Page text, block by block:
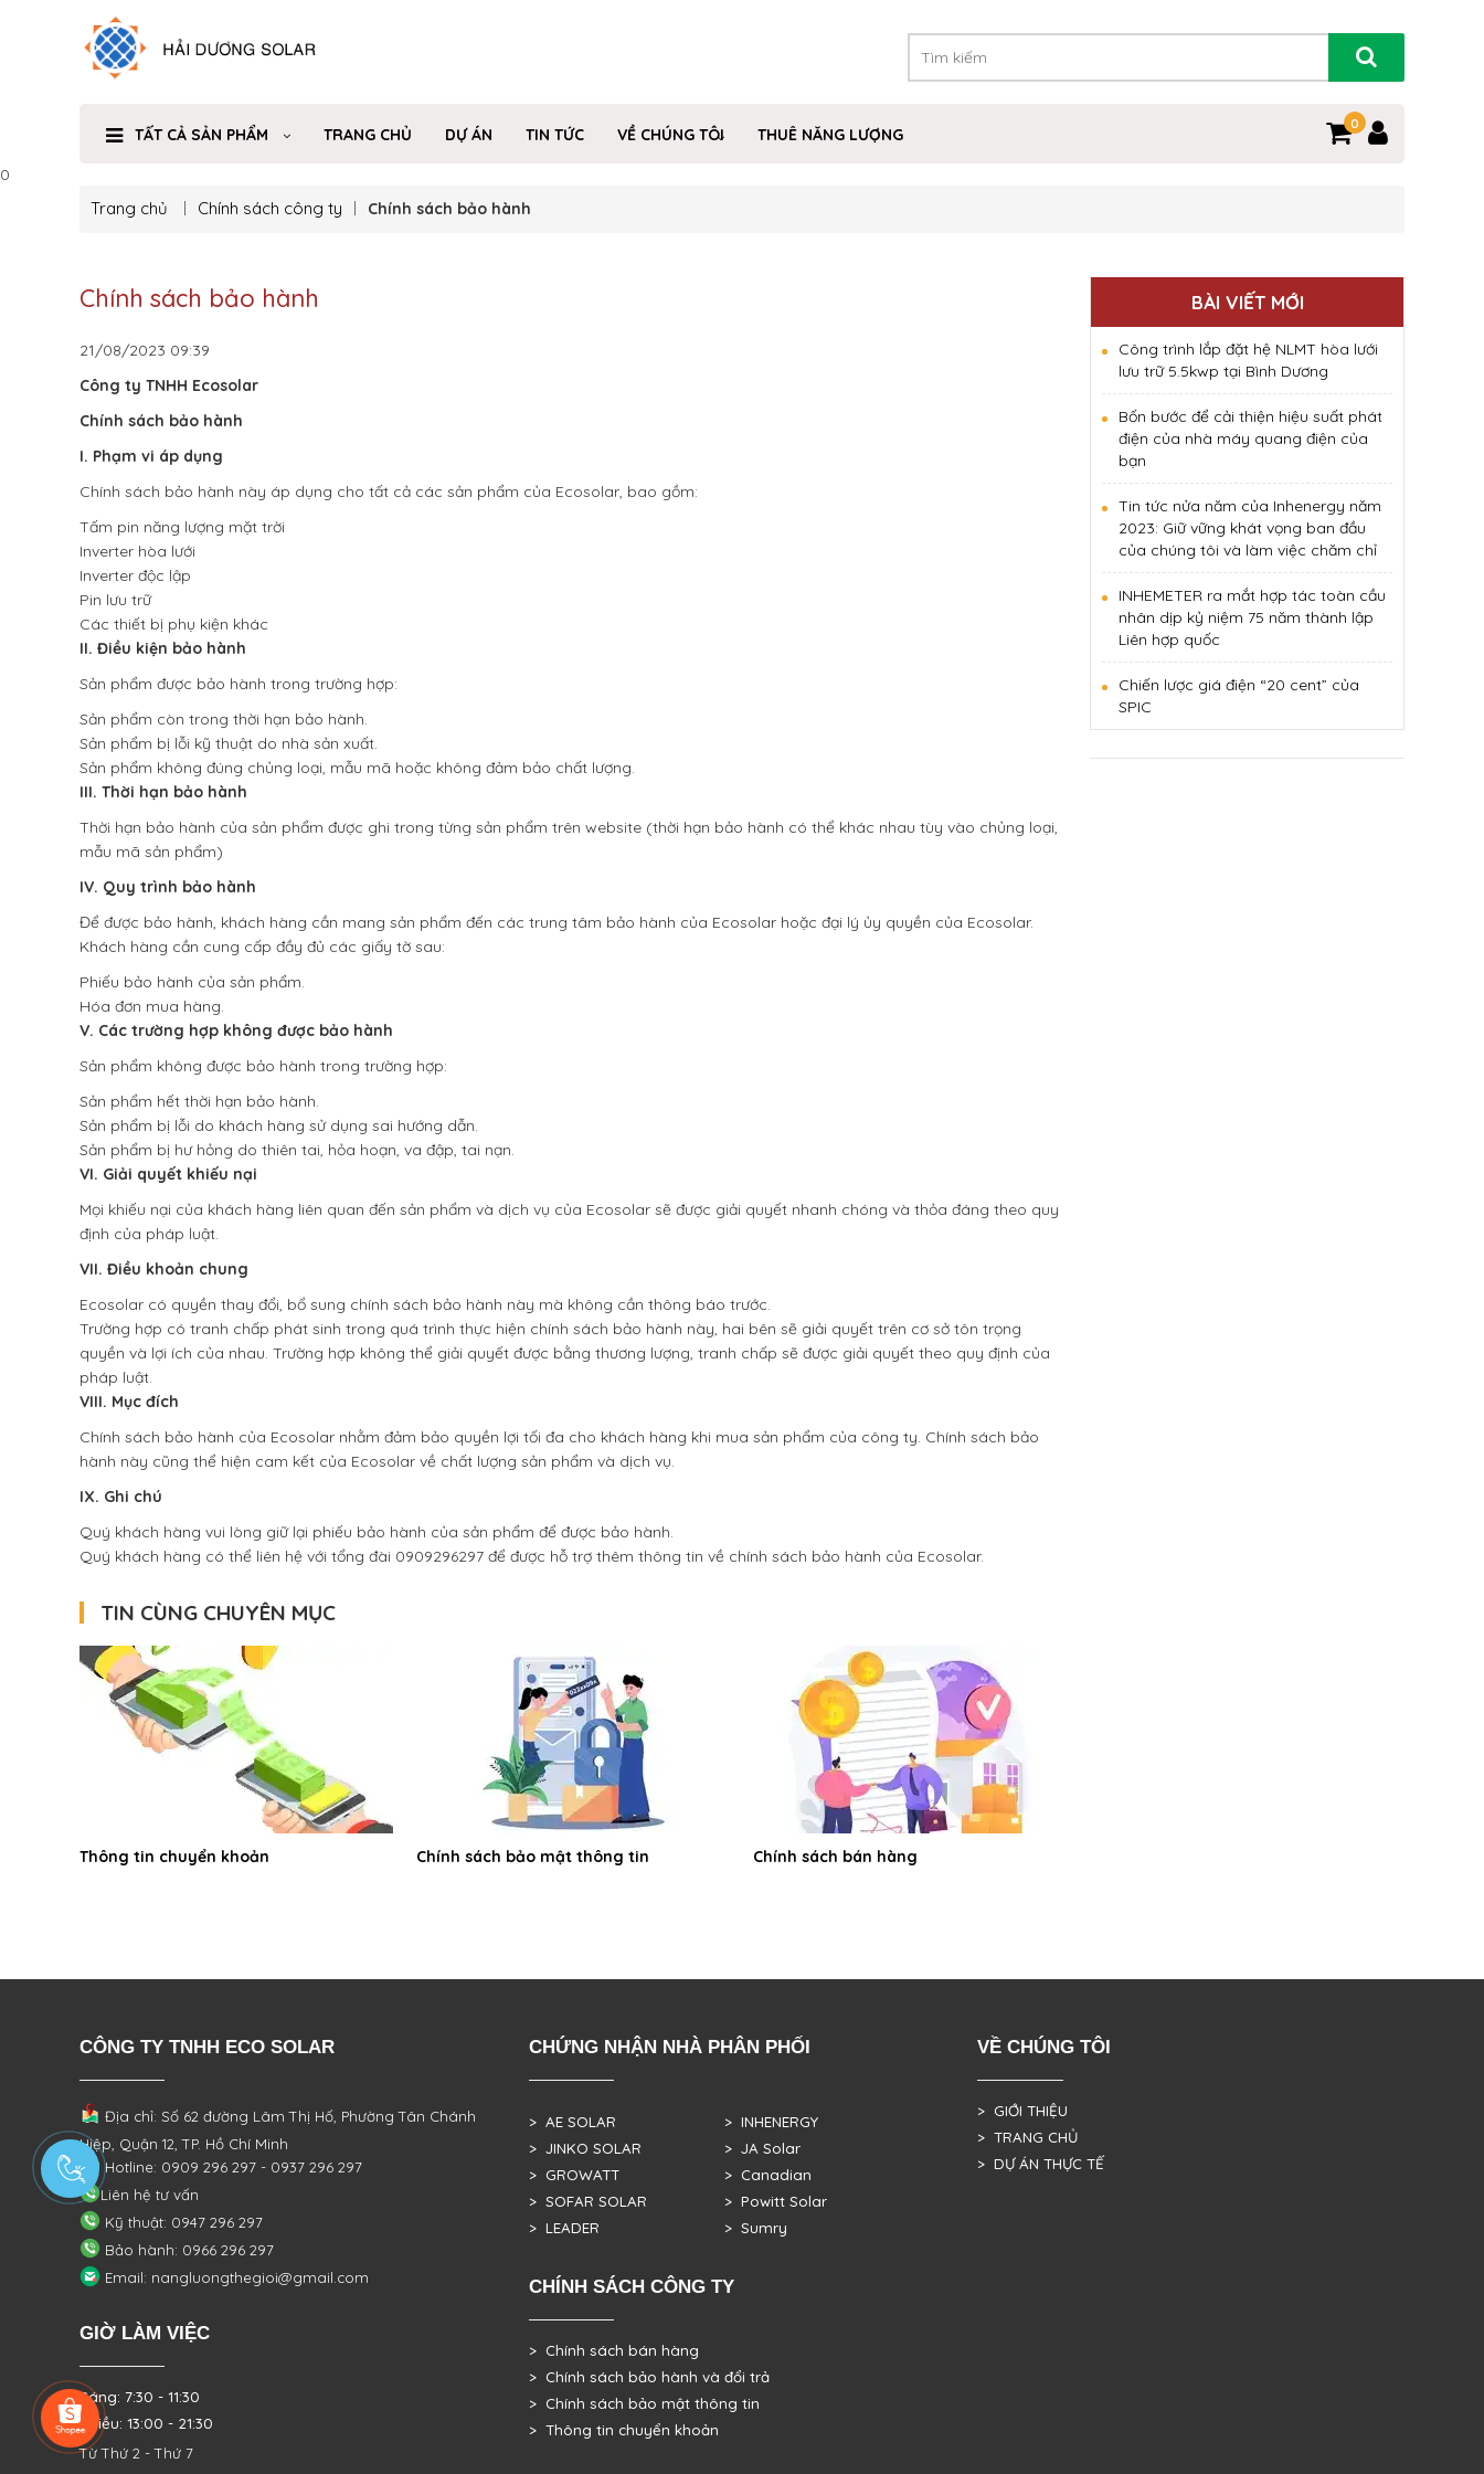
TẤT CẢ SẢN PHẨM TRANG CHỦ DỰ ÁN TIN TỨC VỀ CHÚNG TÔI THUÊ NĂNG LƯỢNG
0
0
Trang chủ Chính sách công ty Chính sách bảo hành
Chính sách bảo hành
21/08/2023 09:39
Công ty TNHH Ecosolar
Chính sách bảo hành
I. Phạm vi áp dụng
Chính sách bảo hành này áp dụng cho tất cả các sản phẩm của Ecosolar, bao gồm:
Tấm pin năng lượng mặt trời
Inverter hòa lưới
Inverter độc lập
Pin lưu trữ
Các thiết bị phụ kiện khác
II. Điều kiện bảo hành
Sản phẩm được bảo hành trong trường hợp:
Sản phẩm còn trong thời hạn bảo hành.
Sản phẩm bị lỗi kỹ thuật do nhà sản xuất.
Sản phẩm không đúng chủng loại, mẫu mã hoặc không đảm bảo chất lượng.
III. Thời hạn bảo hành
Thời hạn bảo hành của sản phẩm được ghi trong từng sản phẩm trên website (thời hạn bảo hành có thể khác nhau tùy vào chủng loại,
mẫu mã sản phẩm)
IV. Quy trình bảo hành
Để được bảo hành, khách hàng cần mang sản phẩm đến các trung tâm bảo hành của Ecosolar hoặc đại lý ủy quyền của Ecosolar.
Khách hàng cần cung cấp đầy đủ các giấy tờ sau:
Phiếu bảo hành của sản phẩm.
Hóa đơn mua hàng.
V. Các trường hợp không được bảo hành
Sản phẩm không được bảo hành trong trường hợp:
Sản phẩm hết thời hạn bảo hành.
Sản phẩm bị lỗi do khách hàng sử dụng sai hướng dẫn.
Sản phẩm bị hư hỏng do thiên tai, hỏa hoạn, va đập, tai nạn.
VI. Giải quyết khiếu nại
Mọi khiếu nại của khách hàng liên quan đến sản phẩm và dịch vụ của Ecosolar sẽ được giải quyết nhanh chóng và thỏa đáng theo quy
định của pháp luật.
VII. Điều khoản chung
Ecosolar có quyền thay đổi, bổ sung chính sách bảo hành này mà không cần thông báo trước.
Trường hợp có tranh chấp phát sinh trong quá trình thực hiện chính sách bảo hành này, hai bên sẽ giải quyết trên cơ sở tôn trọng
quyền và lợi ích của nhau. Trường hợp không thể giải quyết được bằng thương lượng, tranh chấp sẽ được giải quyết theo quy định của
pháp luật.
VIII. Mục đích
Chính sách bảo hành của Ecosolar nhằm đảm bảo quyền lợi tối đa cho khách hàng khi mua sản phẩm của công ty. Chính sách bảo
hành này cũng thể hiện cam kết của Ecosolar về chất lượng sản phẩm và dịch vụ.
IX. Ghi chú
Quý khách hàng vui lòng giữ lại phiếu bảo hành của sản phẩm để được bảo hành.
Quý khách hàng có thể liên hệ với tổng đài 0909296297 để được hỗ trợ thêm thông tin về chính sách bảo hành của Ecosolar.
TIN CÙNG CHUYÊN MỤC
Thông tin chuyển khoản Chính sách bảo mật thông tin Chính sách bán hàng
BÀI VIẾT MỚI
Công trình lắp đặt hệ NLMT hòa lưới
lưu trữ 5.5kwp tại Bình Dương
Bốn bước để cải thiện hiệu suất phát
điện của nhà máy quang điện của
bạn
Tin tức nửa năm của Inhenergy năm
2023: Giữ vững khát vọng ban đầu
của chúng tôi và làm việc chăm chỉ
INHEMETER ra mắt hợp tác toàn cầu
nhân dịp kỷ niệm 75 năm thành lập
Liên hợp quốc
Chiến lược giá điện “20 cent” của
SPIC
CÔNG TY TNHH ECO SOLAR
Địa chỉ: Số 62 đường Lâm Thị Hố, PhườngTân Chánh
Hiệp, Quận 12, TP. Hồ Chí Minh
Hotline: 0909 296 297 - 0937 296 297
Liên hệ tư vấn
Kỹ thuật: 0947 296 297
Bảo hành: 0966 296 297
Email: nangluongthegioi@gmail.com
GIỜ LÀM VIỆC
Sáng: 7:30 - 11:30
Chiều: 13:00 - 21:30
Từ Thứ 2 - Thứ 7
CHỨNG NHẬN NHÀ PHÂN PHỐI
> AE SOLAR
> JINKO SOLAR
> GROWATT
> SOFAR SOLAR
> LEADER
> INHENERGY
> JA Solar
> Canadian
> Powitt Solar
> Sumry
CHÍNH SÁCH CÔNG TY
> Chính sách bán hàng
> Chính sách bảo hành và đổi trả
> Chính sách bảo mật thông tin
> Thông tin chuyển khoản
VỀ CHÚNG TÔI
> GIỚI THIỆU
> TRANG CHỦ
> DỰ ÁN THỰC TẾ